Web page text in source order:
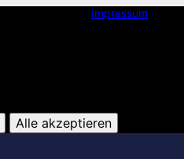
Impressum
Alle akzeptieren